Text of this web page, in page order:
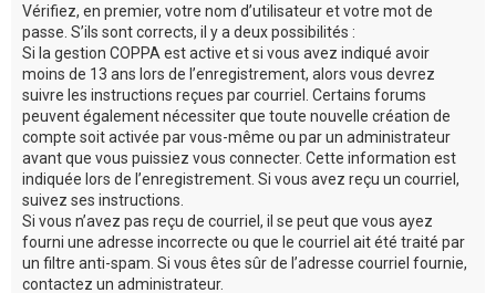
Vérifiez, en premier, votre nom d’utilisateur et votre mot de
passe. S’ils sont corrects, il y a deux possibilités :
Si la gestion COPPA est active et si vous avez indiqué avoir
moins de 13 ans lors de l’enregistrement, alors vous devrez
suivre les instructions reçues par courriel. Certains forums
peuvent également nécessiter que toute nouvelle création de
compte soit activée par vous-même ou par un administrateur
avant que vous puissiez vous connecter. Cette information est
indiquée lors de l’enregistrement. Si vous avez reçu un courriel,
suivez ses instructions.
Si vous n’avez pas reçu de courriel, il se peut que vous ayez
fourni une adresse incorrecte ou que le courriel ait été traité par
un filtre anti-spam. Si vous êtes sûr de l’adresse courriel fournie,
contactez un administrateur.